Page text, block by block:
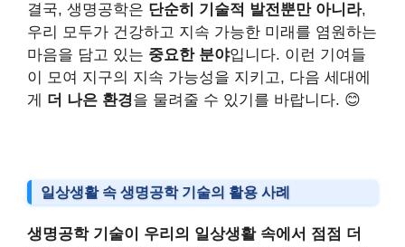
결국, 생명공학은 단순히 기술적 발전뿐만 아니라,
우리 모두가 건강하고 지속 가능한 미래를 염원하는
마음을 담고 있는 중요한 분야입니다. 이런 기여들
이 모여 지구의 지속 가능성을 지키고, 다음 세대에
게 더 나은 환경을 물려줄 수 있기를 바랍니다. 😊
일상생활 속 생명공학 기술의 활용 사례
생명공학 기술이 우리의 일상생활 속에서 점점 더